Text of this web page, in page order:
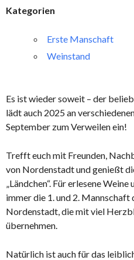
Kategorien
Erste Manschaft
Weinstand
Es ist wieder soweit – der
lädt auch 2025 an
September zum Verweilen ein!
Trefft euch mit Freunden,
von Nordenstadt und genießt
„Ländchen“. Für erlesene
immer die 1. und 2. Mannschaft
Nordenstadt, die mit viel
übernehmen.
Natürlich ist auch für das